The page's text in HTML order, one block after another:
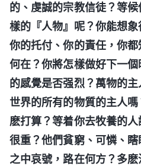
的、虔誠的宗教信徒？等
樣的『人物』呢？你能想
你的托付、你的責任，你
何在？你將怎樣做好下一
的感覺是否强烈？萬物的
世界的所有的物質的主人
麽打算？等着你去牧養的
很重？他們貧窮、可憐、
之中哀號，路在何方？多